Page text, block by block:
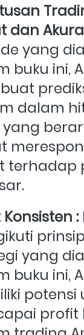
dan
yang
buku ini,
dalam
yang
terhadap
:
yang
buku ini,
potensi
profit